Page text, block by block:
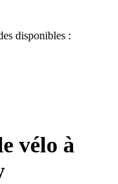
disponibles :
vélo à